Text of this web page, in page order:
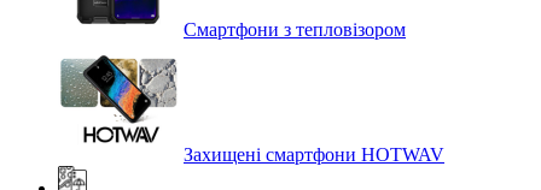
Смартфони з тепловізором
Захищені смартфони HOTWAV